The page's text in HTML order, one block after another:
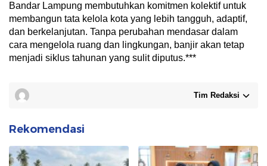
Bandar Lampung membutuhkan komitmen kolektif untuk
membangun tata kelola kota yang lebih tangguh, adaptif,
dan berkelanjutan. Tanpa perubahan mendasar dalam
cara mengelola ruang dan lingkungan, banjir akan tetap
menjadi siklus tahunan yang sulit diputus.***
Tim Redaksi
Rekomendasi